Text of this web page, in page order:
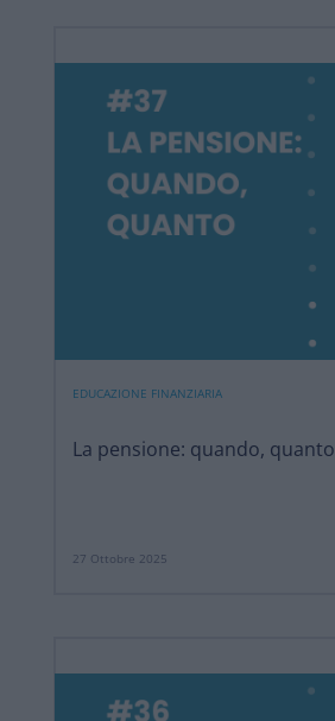
EDUCAZIONE FINANZIARIA
La pensione: quando, quanto
27 Ottobre 2025